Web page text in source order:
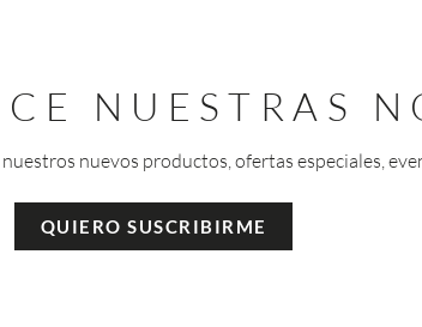
NUESTRAS
nuevos productos, ofertas especiales,
QUIERO SUSCRIBIRME